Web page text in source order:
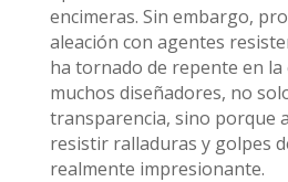
encimeras. Sin embargo,
aleación con agentes
ha tornado de repente en la
muchos diseñadores, no
transparencia, sino porque
resistir ralladuras y golpes
realmente impresionante.